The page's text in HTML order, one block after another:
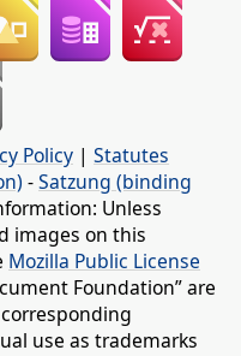
Policy | Statutes
-Satzung (binding
Unless
images on this
Mozilla Public License
Foundation” are
use as trademarks